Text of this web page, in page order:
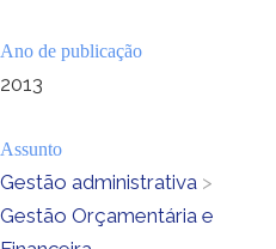
Ano de publicação
2013
Assunto
Gestão administrativa >
Gestão Orçamentária e